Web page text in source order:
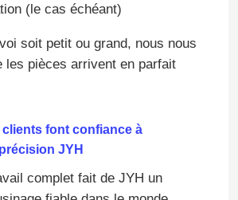
(le cas échéant)
soit petit ou grand, nous nous
les pièces arrivent en parfait
font confiance à
JYH
complet fait de JYH un